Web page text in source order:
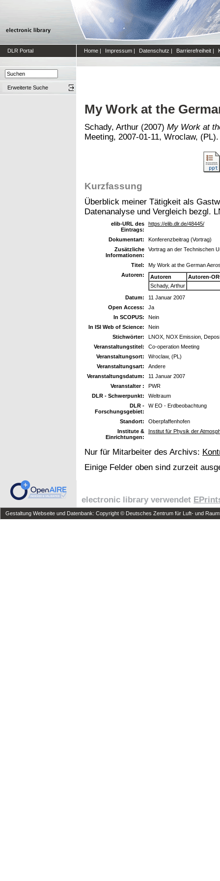
DLR Portal Home | Impressum | Datenschutz | Barrierefreiheit |
Erweiterte Suche
My Work at the
Schady, Arthur (2007) My Work at
Meeting, 2007-01-11, Wroclaw,
Kurzfassung
Überblick meiner Tätigkeit als
Datenanalyse und Vergleich bezgl.
elib-URL des
Eintrags:
https://elib.dlr.de/48445/
Dokumentart:
Konferenzbeitrag (Vortrag)
Zusätzliche
Informationen:
Vortrag an der Technischen
Titel:
My Work at the German
Autoren:
Autoren
Autoren-
Schady, Arthur
Datum:
11 Januar 2007
Open Access:
Ja
In SCOPUS:
Nein
In ISI Web of Science:
Nein
Stichwörter:
LNOX, NOX Emission,
Veranstaltungstitel:
Co-operation Meeting
Veranstaltungsort:
Wroclaw, (PL)
Veranstaltungsart:
Andere
Veranstaltungsdatum:
11 Januar 2007
Veranstalter :
PWR
DLR - Schwerpunkt:
Weltraum
DLR -
Forschungsgebiet:
W EO - Erdbeobachtung
Standort:
Oberpfaffenhofen
Institute &
Einrichtungen:
Institut für Physik der
Nur für Mitarbeiter des Archivs:
Einige Felder oben sind zurzeit
electronic library verwendet
Gestaltung Webseite und Datenbank: Copyright © Deutsches Zentrum für Luft- und